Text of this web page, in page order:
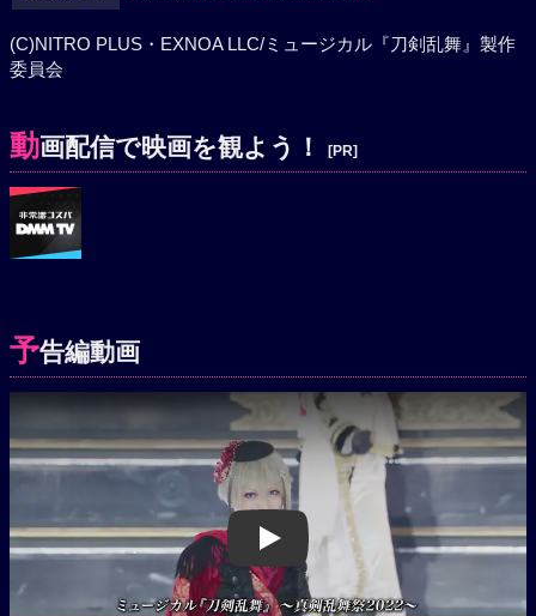
(C)NITRO PLUS・EXNOA LLC/ミュージカル『刀剣乱舞』製作
委員会
動画配信で映画を観よう！ [PR]
予告編動画
Play